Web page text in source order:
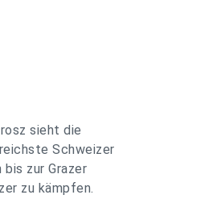
sieht die
Schweizer
zur Grazer
zu kämpfen.